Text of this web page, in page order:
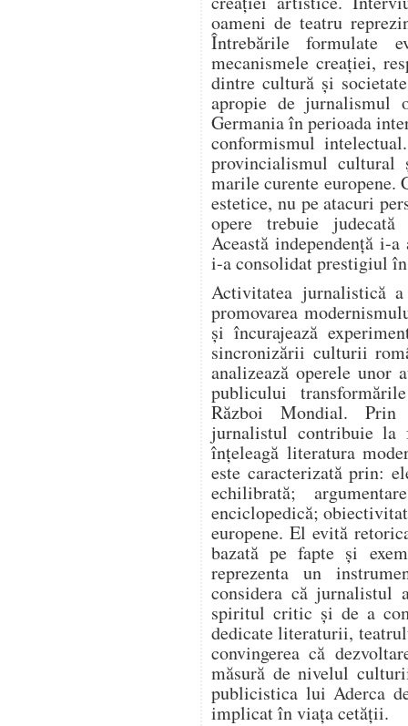
oameni de teatru
Întrebările formulate
mecanismele creației,
dintre cultură și
apropie de jurnalismul
Germania în perioada
conformismul
provincialismul
marile curente europene.
estetice, nu pe atacuri
opere trebuie
Această independență i-
i-a consolidat prestigiul
Activitatea jurnalistică
promovarea
și încurajează
sincronizării culturii
analizează operele unor
publicului
Război Mondial. Prin
jurnalistul contribuie la
înțeleagă literatura
este caracterizată prin:
echilibrată;
enciclopedică;
europene. El evită
bazată pe fapte și
reprezenta un
considera că jurnalistul
spiritul critic și de a
dedicate literaturii,
convingerea că
măsură de nivelul
publicistica lui Aderca
implicat în viața cetății.